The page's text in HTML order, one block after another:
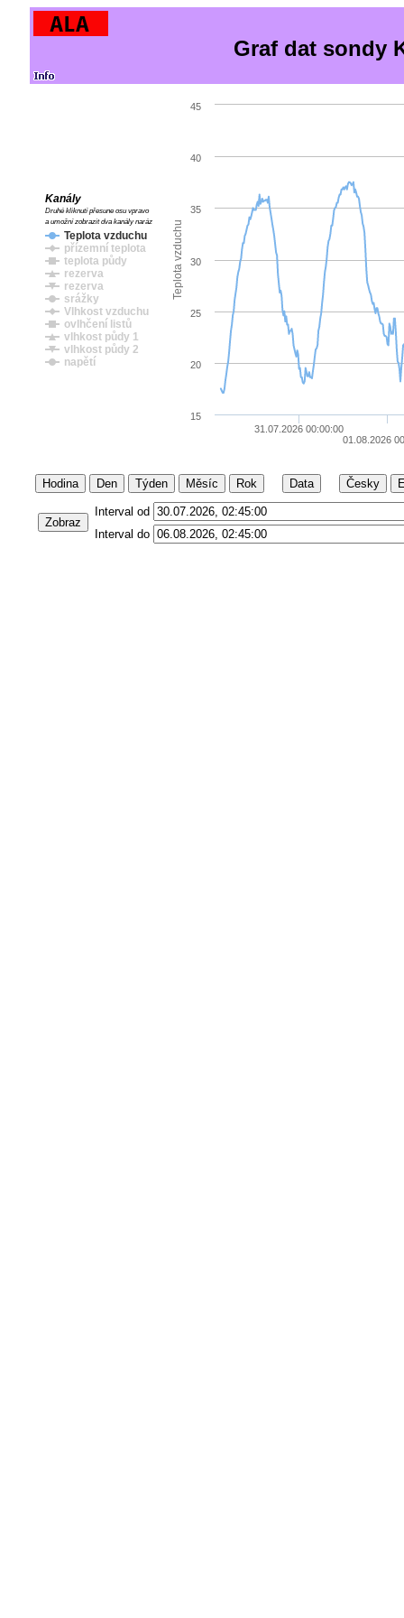
Graf dat sondy
Teplota vzduchu
Teplota vzduchu
přízemní teplota
teplota půdy
rezerva
rezerva
srážky
Vlhkost vzduchu
ovlhčení listů
vlhkost půdy 1
vlhkost půdy 2
napětí
Kanály
Druhé kliknutí přesune osu vpravo
a umožní zobrazit dva kanály naráz
31.07.2026 00:00:00
01.08.2026
15
20
25
30
35
40
45
Hodina Den Týden Měsíc Rok Data Česky
Zobraz
Interval od
Interval do